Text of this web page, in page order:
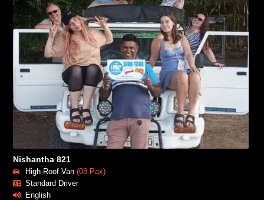
Nishantha 821
High-Roof Van (08 Pax)
Standard Driver
English